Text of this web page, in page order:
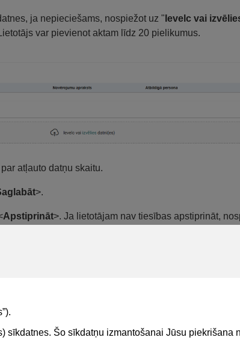
Šo sīkdatņu izmantošanai Jūsu piekrišana
ja nepieciešams, nospiežot uz " Ievelc vai
var pievienot aktam līdz 20 pielikumus.
atļauto datņu skaitu.
>.
Apstiprināt>. Ja lietotājam nav tiesības apstiprināt,